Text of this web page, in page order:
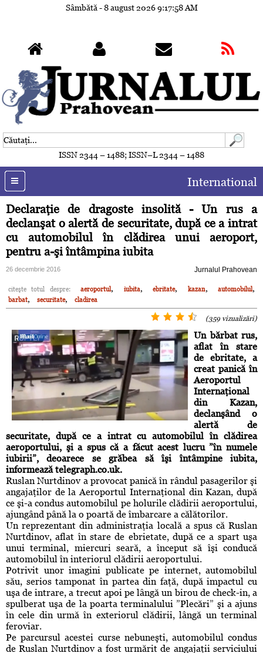
Sâmbătă - 8 august 20269:18:01 AM
ISSN 2344 – 1488; ISSN–L 2344 – 1488
International
Declaraţie de dragoste insolită - Un rus a
declanşat o alertă de securitate, după ce a intrat
cu automobilul în clădirea unui aeroport,
pentru a-şi întâmpina iubita
26 decembrie 2016 Jurnalul Prahovean
citeşte totul despre: aeroportul, iubita, ebritate, kazan, automobilul,
barbat, securitate, cladirea
(359 vizualizări)
Un bărbat rus,
aflat în stare
de ebritate, a
creat panică în
Aeroportul
Internaţional
din Kazan,
declanşând o
alertă de
securitate, după ce a intrat cu automobilul în clădirea
aeroportului, şi a spus că a făcut acest lucru ”în numele
iubirii”, deoarece se grăbea să îşi întâmpine iubita,
informează telegraph.co.uk.
Ruslan Nurtdinov a provocat panică în rândul pasagerilor şi
angajaţilor de la Aeroportul Internaţional din Kazan, după
ce şi-a condus automobilul pe holurile clădirii aeroportului,
ajungând până la o poartă de îmbarcare a călătorilor.
Un reprezentant din administraţia locală a spus că Ruslan
Nurtdinov, aflat în stare de ebrietate, după ce a spart uşa
unui terminal, miercuri seară, a început să îşi conducă
automobilul în interiorul clădirii aeroportului.
Potrivit unor imagini publicate pe internet, automobilul
său, serios tamponat în partea din faţă, după impactul cu
uşa de intrare, a trecut apoi pe lângă un birou de check-in, a
spulberat uşa de la poarta terminalului ”Plecări” şi a ajuns
în cele din urmă în exteriorul clădirii, lângă un terminal
feroviar.
Pe parcursul acestei curse nebuneşti, automobilul condus
de Ruslan Nurtdinov a fost urmărit de angajaţii serviciului